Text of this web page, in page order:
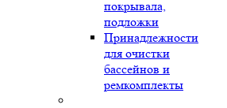
покрывала,
подложки
Принадлежности
для очистки
бассейнов и
ремкомплекты